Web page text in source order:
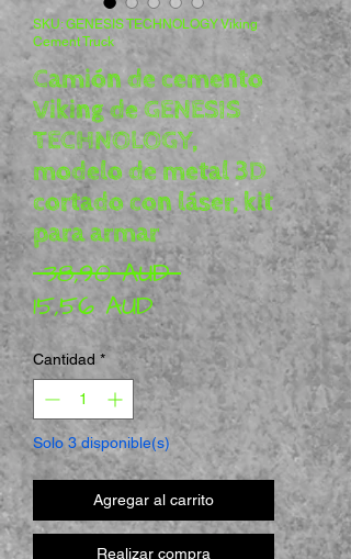
SKU: GENESIS TECHNOLOGY Viking
Cement Truck
Camión de cemento
Viking de GENESIS
TECHNOLOGY,
modelo de metal 3D
cortado con láser, kit
para armar
38,90 AUD Precio
15,56 AUDPrecio de oferta
Cantidad *
Solo 3 disponible(s)
Agregar al carrito
Realizar compra